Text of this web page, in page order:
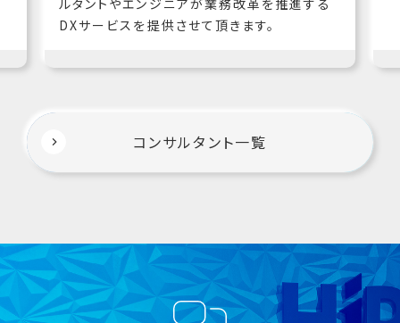
DXサービスを提供させて頂きます。
コンサルタント一覧